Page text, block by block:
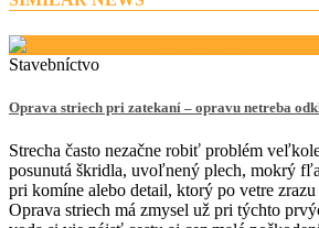
Stavebníctvo
Oprava striech pri zatekaní – opravu netreba
Strecha často nezačne robiť problém
posunutá škridla, uvoľnený plech, mokrý
pri komíne alebo detail, ktorý po vetre
Oprava striech má zmysel už pri týchto